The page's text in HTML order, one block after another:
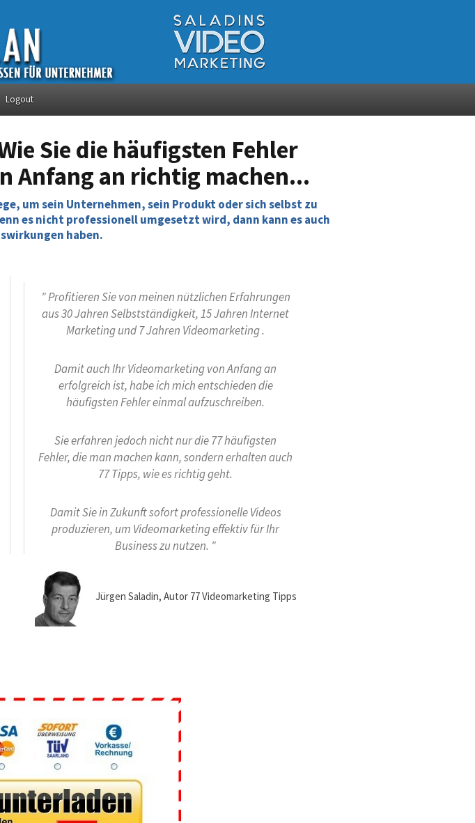
Logout
Sie die häufigsten Fehler
Anfang an richtig machen...
um sein Unternehmen, sein Produkt oder sich selbst zu
es nicht professionell umgesetzt wird, dann kann es auch
haben.
" Profitieren Sie von meinen nützlichen Erfahrungen
aus 30 Jahren Selbstständigkeit, 15 Jahren Internet
Marketing und 7 Jahren Videomarketing .
Damit auch Ihr Videomarketing von Anfang an
erfolgreich ist, habe ich mich entschieden die
häufigsten Fehler einmal aufzuschreiben.
Sie erfahren jedoch nicht nur die 77 häufigsten
Fehler, die man machen kann, sondern erhalten auch
77 Tipps, wie es richtig geht.
Damit Sie in Zukunftsofortprofessionelle Videos
produzieren, um Videomarketing effektiv für Ihr
Business zu nutzen. "
Jürgen Saladin, Autor 77 Videomarketing Tipps